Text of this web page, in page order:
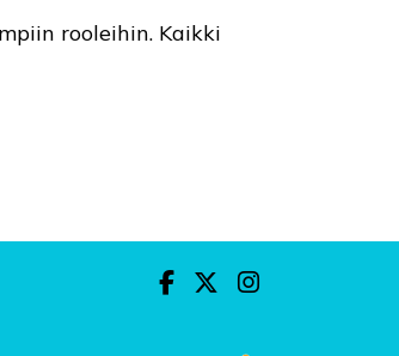
rooleihin. Kaikki